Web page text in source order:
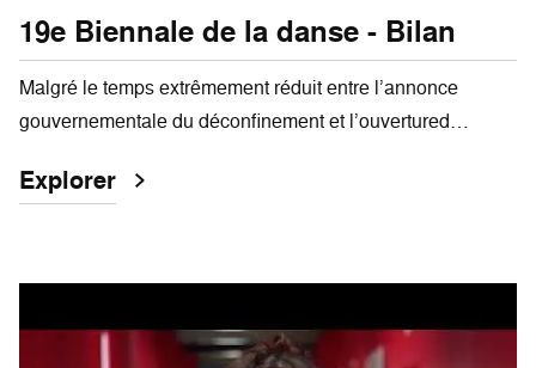
19e Biennale de la danse - Bilan
Malgré le temps extrêmement réduit entre l’annonce
gouvernementale du déconfinement et l’ouvertured…
Explorer